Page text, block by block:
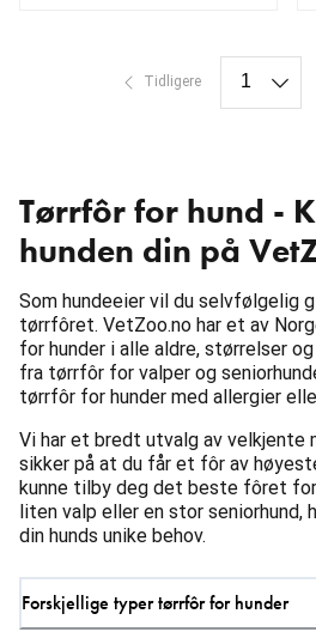
Tidligere
Tørrfôr for hund -
hunden din på
Som hundeeier vil du selvfølgelig
tørrfôret. VetZoo.no har et av
for hunder i alle aldre, størrelser
fra tørrfôr for valper og
tørrfôr for hunder med allergier
Vi har et bredt utvalg av velkjente
sikker på at du får et fôr av
kunne tilby deg det beste fôret for
liten valp eller en stor
din hunds unike behov.
Forskjellige typer tørrfôr for hunder